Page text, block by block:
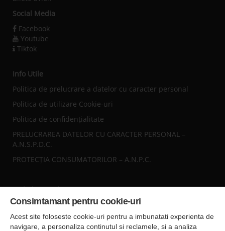
Social Media
Facebook
Youtube
Tiktok
Info Utile
Politica de prelucrare a datelor cu caracter personal
Politica de utilizare Cookie-uri
Politica de confidențialitate
PRELUCRAREA DATELOR CU CARACTER PERSONAL –
A.N.S.P.D.C.
PROTECȚIA CONSUMATORILOR – A.N.P.C.
Sediul central
Falticeni ( Autogara Romfour )
str. Plutonier Ghiniţă nr.8, Fălticeni, judeţul Suceava
0040374557200
Consimtamant pentru cookie-uri
Acest site foloseste cookie-uri pentru a imbunatati experienta de
navigare, a personaliza continutul si reclamele, si a analiza